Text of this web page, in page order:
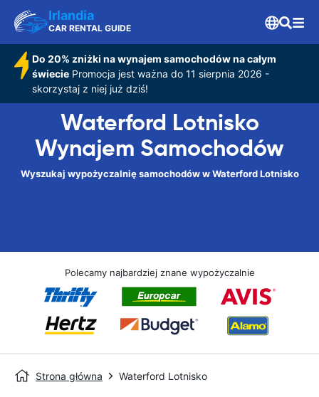
Irlandia
CAR RENTAL GUIDE
Do 20% zniżki na wynajem samochodów na całym
świeciePromocja jest ważna do 11 sierpnia 2026 -
skorzystaj z niej już dziś!
Waterford Lotnisko
Wynajem Samochodów
Wyszukaj wypożyczalnię samochodów w Waterford Lotnisko
Polecamy najbardziej znane wypożyczalnie
Strona główna Waterford Lotnisko